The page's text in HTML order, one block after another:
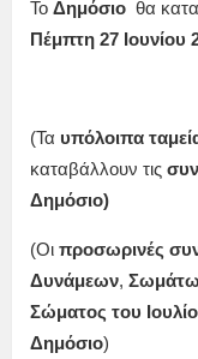
Το Δημόσιο θα
Πέμπτη 27 Ιουνίου
(Τα υπόλοιπα
καταβάλλουν τις
Δημόσιο)
(Οι προσωρινές
Δυνάμεων,
Σώματος του
Δημόσιο)